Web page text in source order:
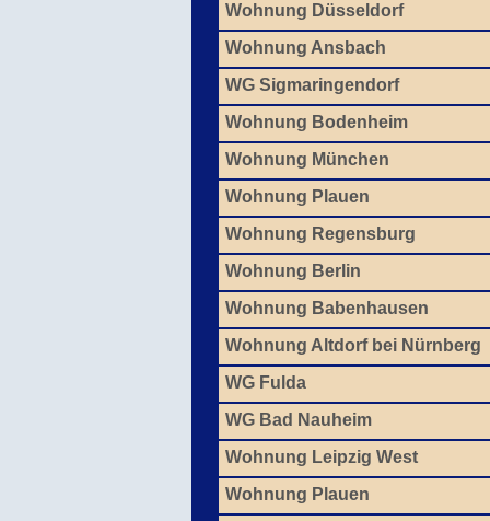
Wohnung Düsseldorf
Wohnung Ansbach
WG Sigmaringendorf
Wohnung Bodenheim
Wohnung München
Wohnung Plauen
Wohnung Regensburg
Wohnung Berlin
Wohnung Babenhausen
Wohnung Altdorf bei Nürnberg
WG Fulda
WG Bad Nauheim
Wohnung Leipzig West
Wohnung Plauen